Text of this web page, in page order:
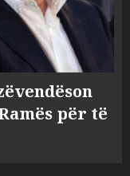
për të